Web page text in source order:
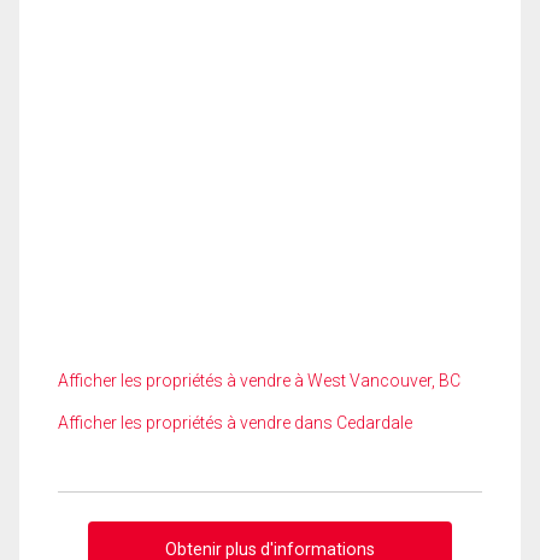
Afficher les propriétés à vendre à West Vancouver, BC
Afficher les propriétés à vendre dans Cedardale
Obtenir plus d'informations